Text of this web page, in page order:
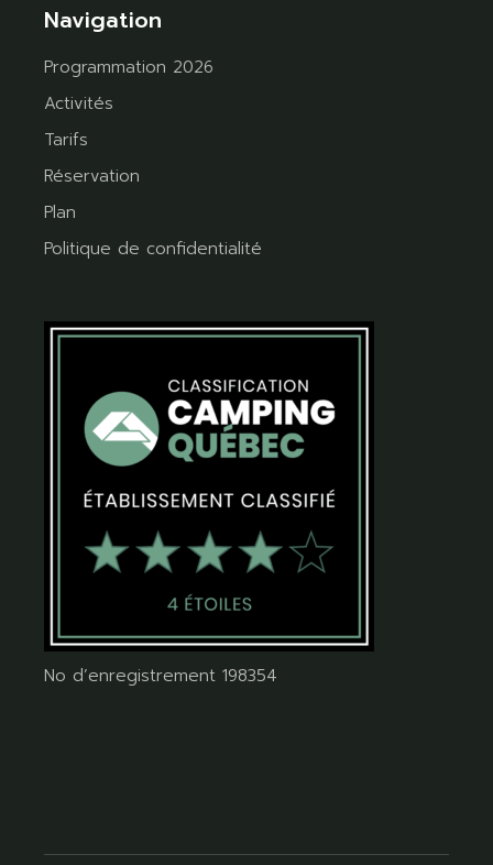
Navigation
Programmation 2026
Activités
Tarifs
Réservation
Plan
Politique de confidentialité
No d’enregistrement 198354